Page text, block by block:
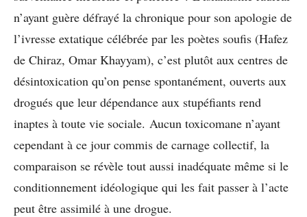
n’ayant guère défrayé la chronique pour son apologie de
l’ivresse extatique célébrée par les poètes soufis (Hafez
de Chiraz, Omar Khayyam), c’est plutôt aux centres de
désintoxication qu’on pense spontanément, ouverts aux
drogués que leur dépendance aux stupéfiants rend
inaptes à toute vie sociale. Aucun toxicomane n’ayant
cependant à ce jour commis de carnage collectif, la
comparaison se révèle tout aussi inadéquate même si le
conditionnement idéologique qui les fait passer à l’acte
peut être assimilé à une drogue.